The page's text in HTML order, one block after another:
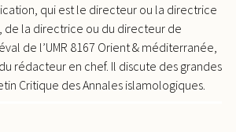
qui est le directeur ou la directrice
de la directrice ou du directeur de
de l’UMR 8167 Orient & méditerranée,
rédacteur en chef. Il discute des grandes
Critique des Annales islamologiques.